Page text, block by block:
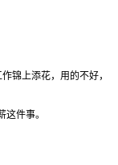
锦上添花，用的不好，
件事。